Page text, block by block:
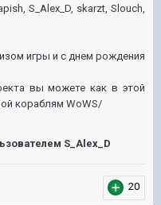
S_Alex_D, skarzt, Slouch,
игры и с днем рождения
вы можете как в этой
кораблям WoWS/
S_Alex_D
20